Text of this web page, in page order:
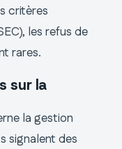
critères
les refus de
rares.
sur la
la gestion
signalent des